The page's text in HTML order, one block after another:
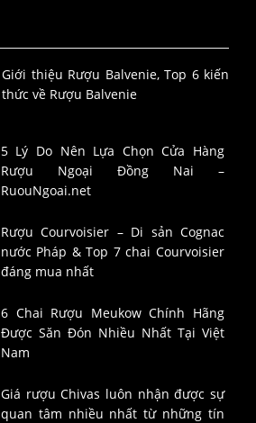
Giới thiệu Rượu Balvenie, Top 6 kiến
thức về Rượu Balvenie
5 Lý Do Nên Lựa Chọn Cửa Hàng
Rượu Ngoại Đồng Nai –
RuouNgoai.net
Rượu Courvoisier – Di sản Cognac
nước Pháp & Top 7 chai Courvoisier
đáng mua nhất
6 Chai Rượu Meukow Chính Hãng
Được Săn Đón Nhiều Nhất Tại Việt
Nam
Giá rượu Chivas luôn nhận được sự
quan tâm nhiều nhất từ những tín